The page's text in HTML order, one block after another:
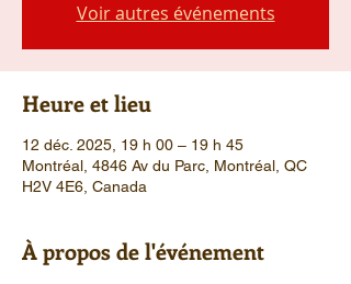
Voir autres événements
Heure et lieu
12 déc. 2025, 19 h 00 – 19 h 45
Montréal, 4846 Av du Parc, Montréal, QC
H2V 4E6, Canada
À propos de l'événement